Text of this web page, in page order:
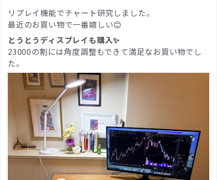
リプレイ機能でチャート研究しました。
最近のお買い物で一番嬉しい😊
とうとうディスプレイも購入✨
23000の割には角度調整もできて満足なお買い物でし
た。